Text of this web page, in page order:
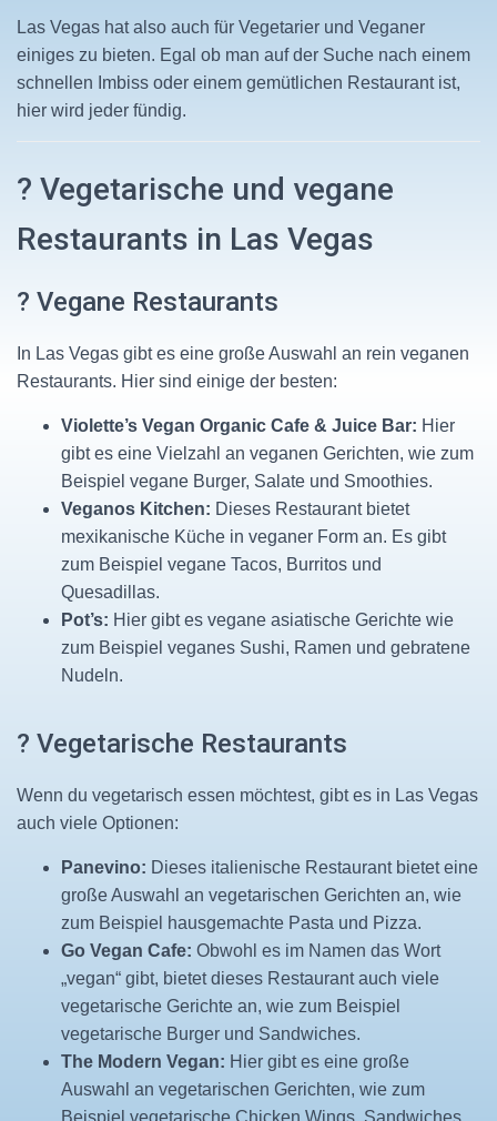
Las Vegas hat also auch für Vegetarier und Veganer
einiges zu bieten. Egal ob man auf der Suche nach einem
schnellen Imbiss oder einem gemütlichen Restaurant ist,
hier wird jeder fündig.
? Vegetarische und vegane
Restaurants in Las Vegas
? Vegane Restaurants
In Las Vegas gibt es eine große Auswahl an rein veganen
Restaurants. Hier sind einige der besten:
Violette’s Vegan Organic Cafe & Juice Bar: Hier
gibt es eine Vielzahl an veganen Gerichten, wie zum
Beispiel vegane Burger, Salate und Smoothies.
Veganos Kitchen: Dieses Restaurant bietet
mexikanische Küche in veganer Form an. Es gibt
zum Beispiel vegane Tacos, Burritos und
Quesadillas.
Pot’s: Hier gibt es vegane asiatische Gerichte wie
zum Beispiel veganes Sushi, Ramen und gebratene
Nudeln.
? Vegetarische Restaurants
Wenn du vegetarisch essen möchtest, gibt es in Las Vegas
auch viele Optionen:
Panevino: Dieses italienische Restaurant bietet eine
große Auswahl an vegetarischen Gerichten an, wie
zum Beispiel hausgemachte Pasta und Pizza.
Go Vegan Cafe: Obwohl es im Namen das Wort
„vegan“ gibt, bietet dieses Restaurant auch viele
vegetarische Gerichte an, wie zum Beispiel
vegetarische Burger und Sandwiches.
The Modern Vegan: Hier gibt es eine große
Auswahl an vegetarischen Gerichten, wie zum
Beispiel vegetarische Chicken Wings, Sandwiches